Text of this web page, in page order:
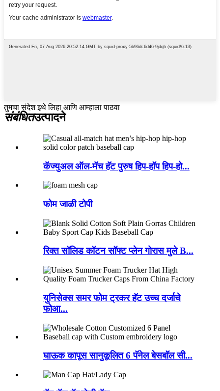
तुमचा संदेश इथे लिहा आणि आम्हाला पाठवा
संबंधितउत्पादने
कॅज्युअल ऑल-मॅच हॅट पुरुष हिप-हॉप हिप-हो...
फोम जाळी टोपी
रिक्त सॉलिड कॉटन सॉफ्ट प्लेन गोरास मुले B...
युनिसेक्स समर फोम ट्रकर हॅट उच्च दर्जाचे
फोआ...
घाऊक कापूस सानुकूलित 6 पॅनेल बेसबॉल सी...